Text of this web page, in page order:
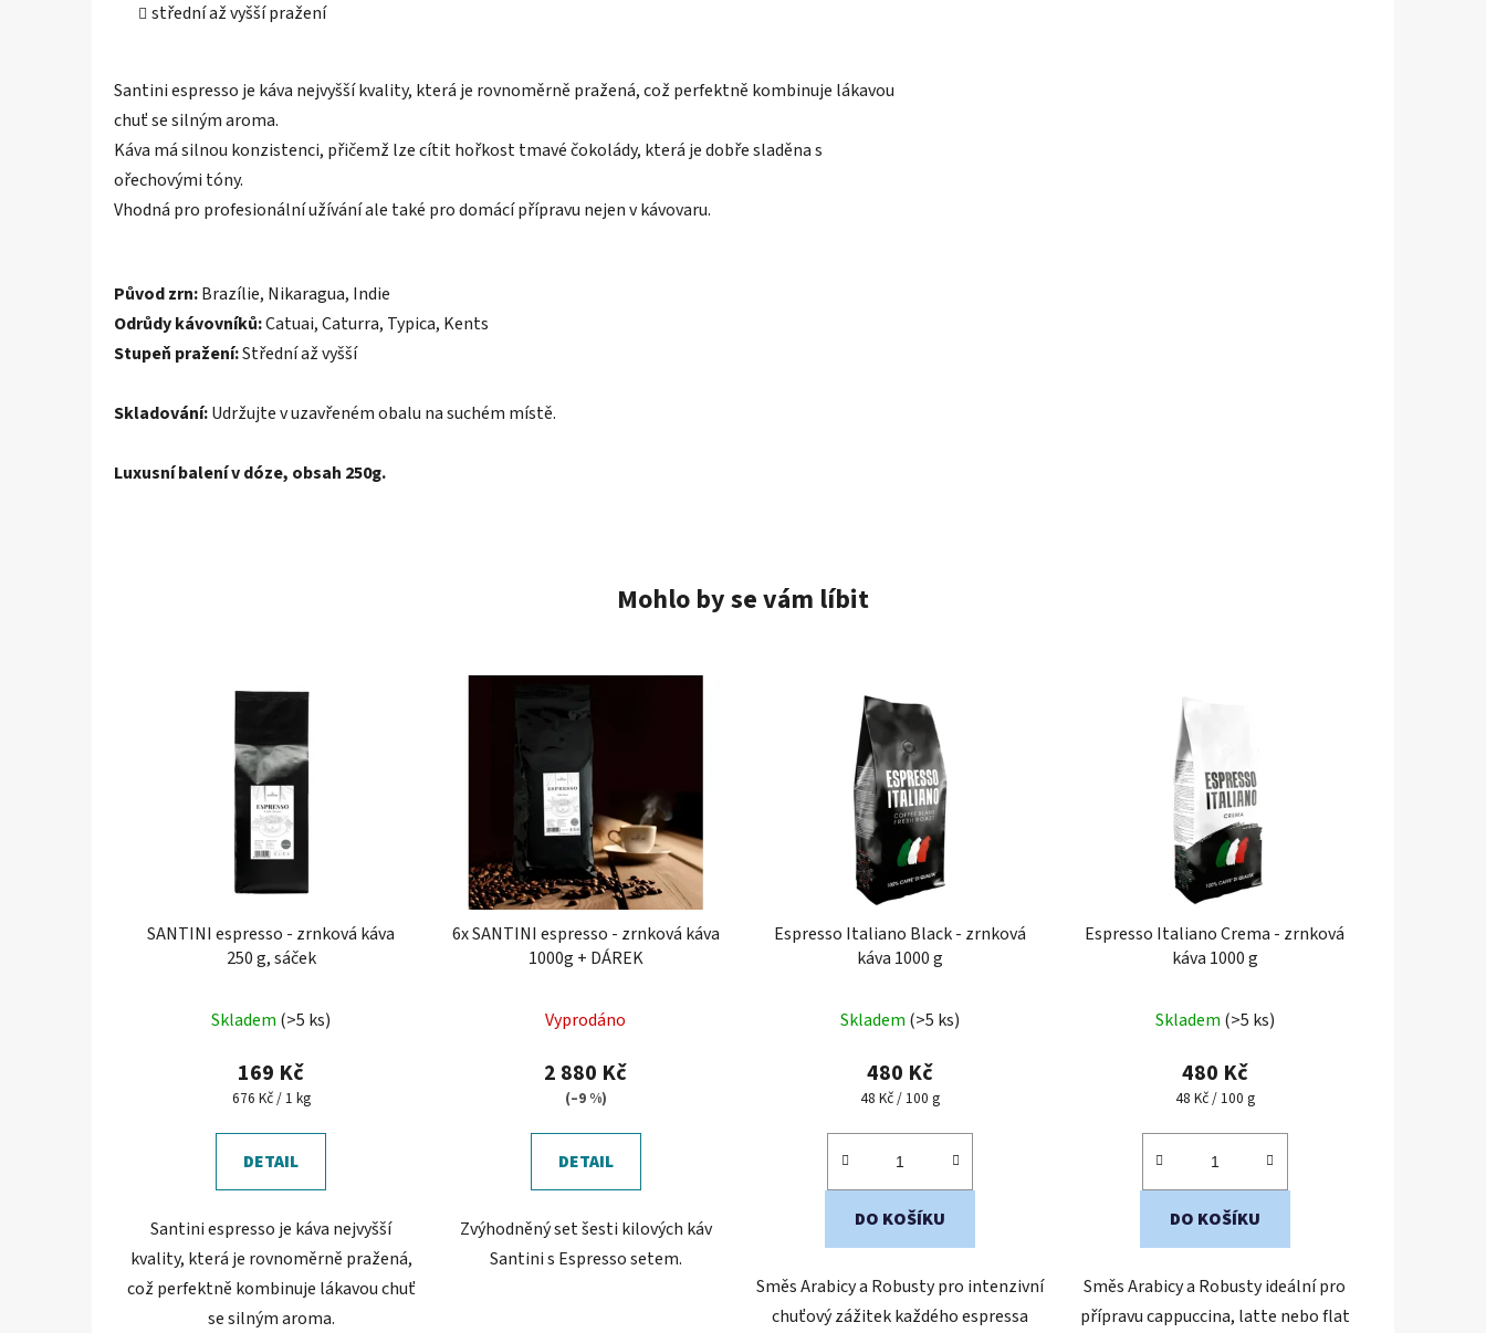
střední až vyšší pražení
Santini espresso je káva nejvyšší kvality, která je rovnoměrně pražená, což perfektně kombinuje lákavou
chuť se silným aroma.
Káva má silnou konzistenci, přičemž lze cítit hořkost tmavé čokolády, která je dobře sladěna s
ořechovými tóny.
Vhodná pro profesionální užívání ale také pro domácí přípravu nejen v kávovaru.
Původ zrn:Brazílie, Nikaragua, Indie
Odrůdy kávovníků:Catuai, Caturra, Typica, Kents
Stupeň pražení:Střední až vyšší
Skladování:Udržujte v uzavřeném obalu na suchém místě.
Luxusní balení v dóze, obsah 250g.
Mohlo by se vám líbit
SANTINI espresso - zrnková káva
250 g, sáček
hodnocení
produktu
je
z
Skladem (>5 ks)
169 Kč
Měrná
676 Kč / 1 kg
DETAIL
Santini espresso je káva nejvyšší
kvality, která je rovnoměrně pražená,
což perfektně kombinuje lákavou chuť
se silným aroma.
6x SANTINI espresso - zrnková káva
1000g + DÁREK
hodnocení
produktu
je
z
Vyprodáno
2 880 Kč
(–9 %)
DETAIL
Zvýhodněný set šesti kilových káv
Santini s Espresso setem.
Espresso Italiano Black - zrnková
káva 1000 g
Skladem (>5 ks)
480 Kč
Měrná
48 Kč / 100 g
DO KOŠÍKU
Směs Arabicy a Robusty pro intenzivní
chuťový zážitek každého espressa
Espresso Italiano Crema - zrnková
káva 1000 g
Skladem (>5 ks)
480 Kč
Měrná
48 Kč / 100 g
DO KOŠÍKU
Směs Arabicy a Robusty ideální pro
přípravu cappuccina, latte nebo flat